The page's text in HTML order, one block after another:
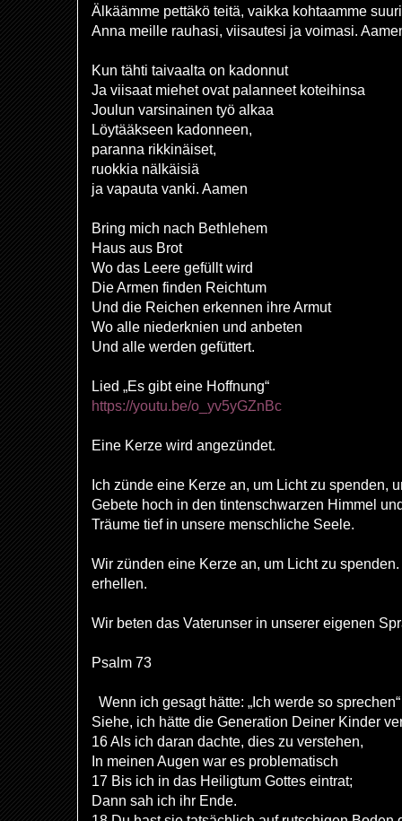
Älkäämme pettäkö teitä, vaikka kohtaamme
Anna meille rauhasi, viisautesi ja voimasi.
Kun tähti taivaalta on kadonnut
Ja viisaat miehet ovat palanneet koteihinsa
Joulun varsinainen työ alkaa
Löytääkseen kadonneen,
paranna rikkinäiset,
ruokkia nälkäisiä
ja vapauta vanki. Aamen
Bring mich nach Bethlehem
Haus aus Brot
Wo das Leere gefüllt wird
Die Armen finden Reichtum
Und die Reichen erkennen ihre Armut
Wo alle niederknien und anbeten
Und alle werden gefüttert.
Lied „Es gibt eine Hoffnung“
https://youtu.be/o_yv5yGZnBc
Eine Kerze wird angezündet.
Ich zünde eine Kerze an, um Licht zu spenden,
Gebete hoch in den tintenschwarzen Himmel
Träume tief in unsere menschliche Seele.
Wir zünden eine Kerze an, um Licht zu
erhellen.
Wir beten das Vaterunser in unserer eigenen
Psalm 73
Wenn ich gesagt hätte: „Ich werde so sprechen“
Siehe, ich hätte die Generation Deiner Kinder
16 Als ich daran dachte, dies zu verstehen,
In meinen Augen war es problematisch
17 Bis ich in das Heiligtum Gottes eintrat;
Dann sah ich ihr Ende.